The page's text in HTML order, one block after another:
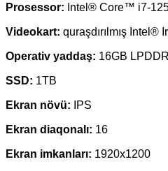
Prosessor: Intel® Core™ i7-
Videokart: quraşdırılmış Intel®
Operativ yaddaş: 16GB
SSD: 1TB
Ekran növü: IPS
Ekran diaqonalı: 16
Ekran imkanları: 1920х1200